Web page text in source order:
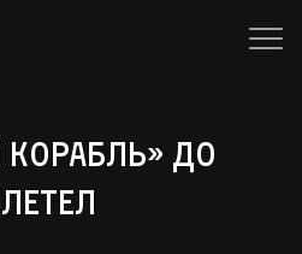
КОРАБЛЬ» ДО